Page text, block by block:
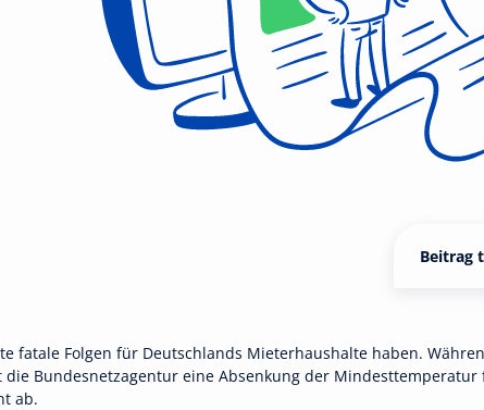
Beitrag
fatale Folgen für Deutschlands Mieterhaushalte haben.
Bundesnetzagentur eine Absenkung der
ab.